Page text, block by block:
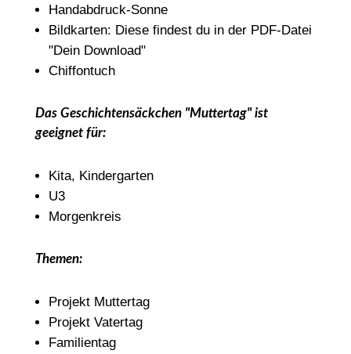
Handabdruck-Sonne
Bildkarten: Diese findest du in der PDF-Datei
"Dein Download"
Chiffontuch
Das Geschichtensäckchen "Muttertag" ist
geeignet für:
Kita, Kindergarten
U3
Morgenkreis
Themen:
Projekt Muttertag
Projekt Vatertag
Familientag